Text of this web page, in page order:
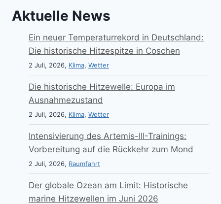
Aktuelle News
Ein neuer Temperaturrekord in Deutschland:
Die historische Hitzespitze in Coschen
2 Juli, 2026, Klima, Wetter
Die historische Hitzewelle: Europa im
Ausnahmezustand
2 Juli, 2026, Klima, Wetter
Intensivierung des Artemis-III-Trainings:
Vorbereitung auf die Rückkehr zum Mond
2 Juli, 2026, Raumfahrt
Der globale Ozean am Limit: Historische
marine Hitzewellen im Juni 2026